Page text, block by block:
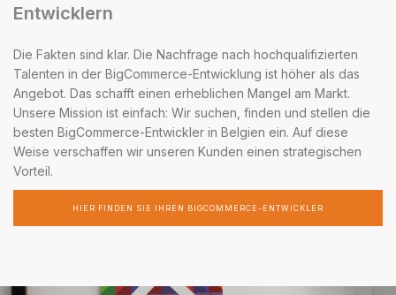
Entwicklern
Die Fakten sind klar. Die Nachfrage nach hochqualifizierten
Talenten in der BigCommerce-Entwicklung ist höher als das
Angebot. Das schafft einen erheblichen Mangel am Markt.
Unsere Mission ist einfach: Wir suchen, finden und stellen die
besten BigCommerce-Entwickler in Belgien ein. Auf diese
Weise verschaffen wir unseren Kunden einen strategischen
Vorteil.
HIER FINDEN SIE IHREN BIGCOMMERCE-ENTWICKLER